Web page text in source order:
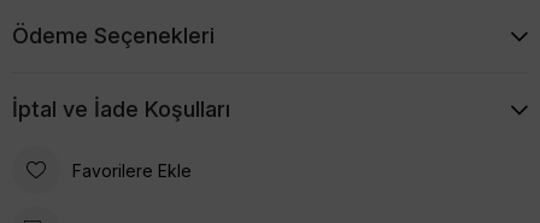
Armine İpek Eşarpların Özellikleri
- İncelediğiniz Eşarp; Sura Dokumadır(Saten). Parlak
Ödeme Seçenekleri
İptal ve İade Koşulları
Favorilere Ekle